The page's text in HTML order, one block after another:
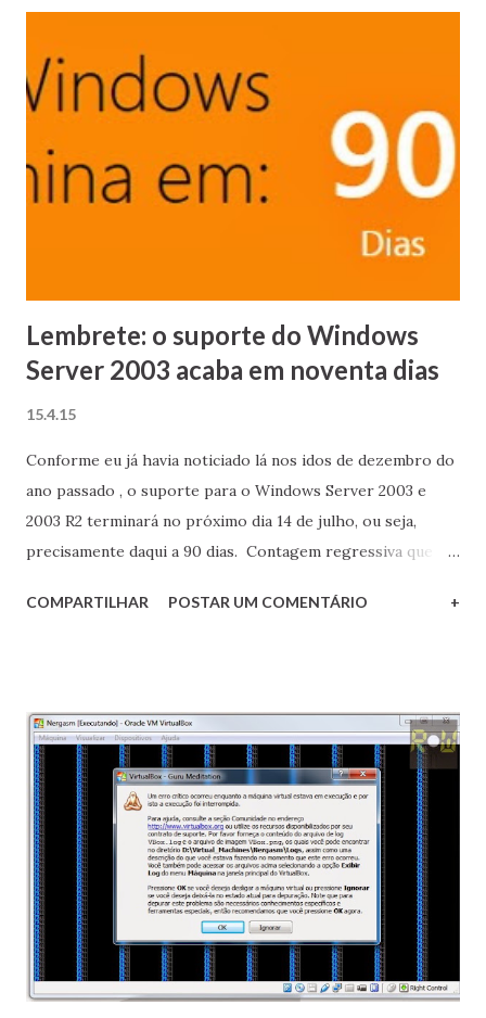
números me fizeram viajar levemente na maionese. Como
vocês talvez saibam, tenho um arranjo SLI com duas
GeForce GTX 760 com overclock (a GPU de ambas roda a
1085 MHz, sendo que o padrão das GTX 760 é 980 MHz).
Este arranjo tem praticamente o mesmo desempenho de
980, que por sua vez é 23% mais lenta do que a Titan X
duas GTX 7...
Lembrete: o suporte do Windows
Server 2003 acaba em noventa dias
15.4.15
Conforme eu já havia noticiado lá nos idos de dezembro do
ano passado , o suporte para o Windows Server 2003 e
2003 R2 terminará no próximo dia 14 de julho, ou seja,
precisamente daqui a 90 dias. Contagem regressiva que
Aos que não estejam a par, o final do suporte do produtor a
Isto com certeza é algo indesejável para qualquer software,
em um sistema operacional para servidores então nem se
fala. Fica o apelo aos senhores Diretores, Gerentes ou
Administradores de TI: não deixem o bem mais precioso
dos seus clientes, os seus dados, armazenados sob um
sistema operacional descontinuado. Apressem-se:
dependendo da complexidade da migração (sem falar de
possíveis entraves burocráticos), 90 dias torna-se um
prazo bastante exíguo. Embora seja quase c...
COMPARTILHAR POSTAR UM COMENTÁRIO +